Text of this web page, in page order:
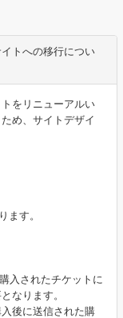
トへの移行につい
をリニューアルい
め、サイトデザイ
ます。
入されたチケットに
なります。
後に送信された購